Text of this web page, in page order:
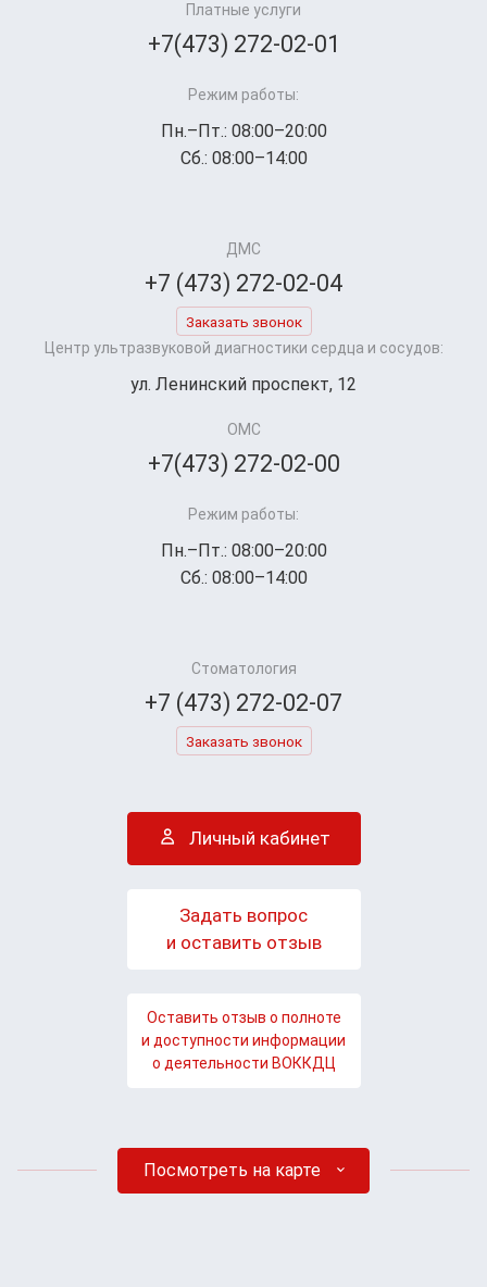
Платные услуги
+7(473) 272-02-01
Режим работы:
Пн.–Пт.: 08:00–20:00
Сб.: 08:00–14:00
ДМС
+7 (473) 272-02-04
Заказать звонок
Центр ультразвуковой диагностики сердца и сосудов:
ул. Ленинский проспект, 12
ОМС
+7(473) 272-02-00
Режим работы:
Пн.–Пт.: 08:00–20:00
Сб.: 08:00–14:00
Стоматология
+7 (473) 272-02-07
Заказать звонок
Личный кабинет
Задать вопрос
и оставить отзыв
Оставить отзыв о полноте
и доступности информации
о деятельности ВОККДЦ
Посмотреть на карте